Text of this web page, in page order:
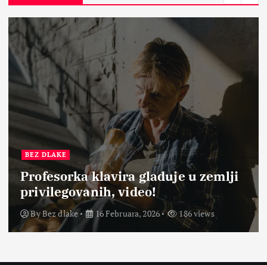
BEZ DLAKE
Profesorka klavira gladuje u zemlji
privilegovanih, video!
ByBez dlake 16 Februara, 2026 186 views